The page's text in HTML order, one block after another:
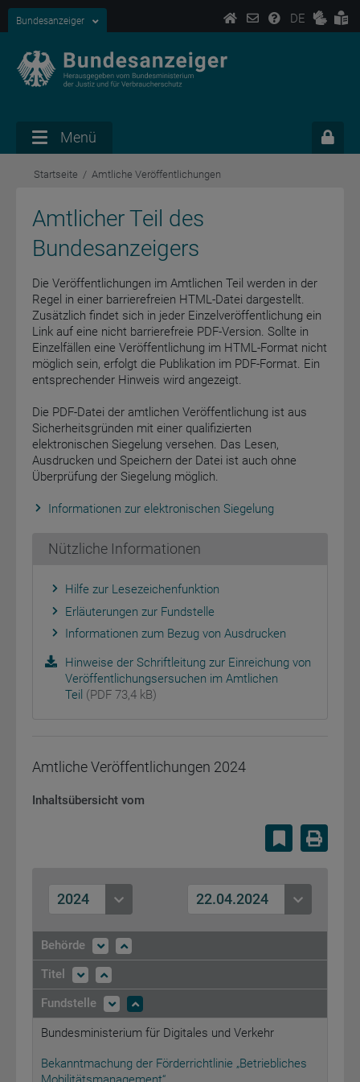
Bundesanzeiger DE
Menü
Startseite Amtliche Veröffentlichungen
Amtlicher Teil des
Bundesanzeigers
Die Veröffentlichungen im Amtlichen Teil werden in der
Regel in einer barrierefreien HTML-Datei dargestellt.
Zusätzlich findet sich in jeder Einzelveröffentlichung ein
Link auf eine nicht barrierefreie PDF-Version. Sollte in
Einzelfällen eine Veröffentlichung im HTML-Format nicht
möglich sein, erfolgt die Publikation im PDF-Format. Ein
entsprechender Hinweis wird angezeigt.
Die PDF-Datei der amtlichen Veröffentlichung ist aus
Sicherheitsgründen mit einer qualifizierten
elektronischen Siegelung versehen. Das Lesen,
Ausdrucken und Speichern der Datei ist auch ohne
Überprüfung der Siegelung möglich.
Informationen zur elektronischen Siegelung
Nützliche Informationen
Hilfe zur Lesezeichenfunktion
Erläuterungen zur Fundstelle
Informationen zum Bezug von Ausdrucken
Hinweise der Schriftleitung zur Einreichung von
Veröffentlichungsersuchen im Amtlichen
Teil (PDF 73,4 kB)
Amtliche Veröffentlichungen 2024
Inhaltsübersicht vom
2024 22.04.2024
Behörde
Titel
Fundstelle
Bundesministerium für Digitales und Verkehr
Bekanntmachung der Förderrichtlinie „Betriebliches